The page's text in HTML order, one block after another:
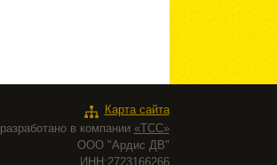
Карта сайта
разработано в компании «ТСС»
ООО "Ардис ДВ"